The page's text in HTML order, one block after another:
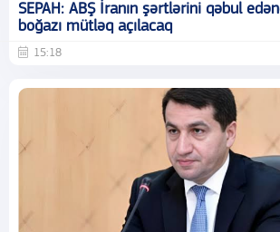
SEPAH: ABŞ İranın şərtlərini qəbul
boğazı mütləq açılacaq
15:18